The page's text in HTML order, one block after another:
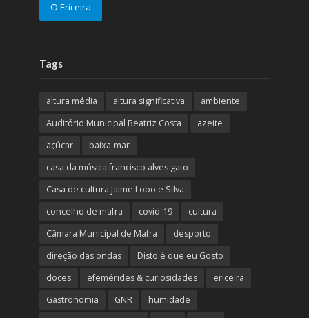
O Ericeira
Tags
altura média altura significativa
ambiente
Auditório Municipal Beatriz Costa
azeite
açúcar
baixa-mar
casa da música francisco alves gato
Casa de cultura Jaime Lobo e Silva
concelho de mafra
covid-19
cultura
Câmara Municipal de Mafra
desporto
direção das ondas
Disto é que eu Gosto
doces
efemérides & curiosidades
ericeira
Gastronomia
GNR
humidade